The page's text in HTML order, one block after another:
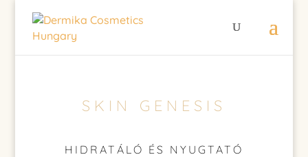
SKIN GENESIS
HIDRATÁLÓ ÉS NYUGTATÓ